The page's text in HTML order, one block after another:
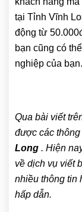
tại Tỉnh Vĩnh
động từ
bạn cũng có
nghiệp của bạn.
Qua bài viết
được các thông
Long . Hiện
về dịch vụ viết
nhiều thông tin
hấp dẫn.